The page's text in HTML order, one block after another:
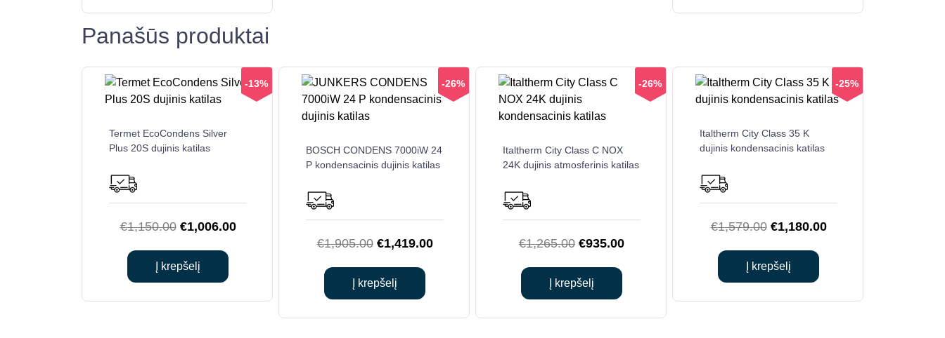
Panašūs produktai
-13%
Termet EcoCondens Silver
Plus 20S dujinis katilas
€1,150.00 Original
was:
€1,150.00.
€1,006.00Current
Į krepšelį
-26%
BOSCH CONDENS 7000iW 24
P kondensacinis dujinis katilas
€1,905.00 Original
was:
€1,905.00.
€1,419.00Current
Į krepšelį
-26%
Italtherm City Class C NOX
24K dujinis atmosferinis katilas
€1,265.00 Original
was:
€1,265.00.
€935.00Current
€935.00.
Į krepšelį
-25%
Italtherm City Class 35 K
dujinis kondensacinis katilas
€1,579.00 Original
was:
€1,579.00.
€1,180.00Current
Į krepšelį